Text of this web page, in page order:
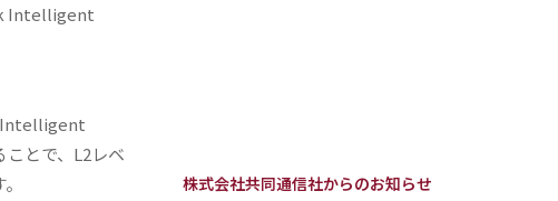
Intelligent
Intelligent
とで、L2レベ
株式会社共同通信社からのお知らせ